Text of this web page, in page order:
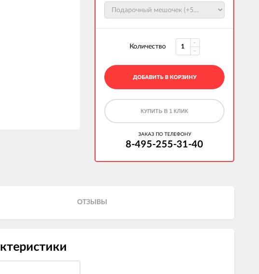
Количество
ДОБАВИТЬ В КОРЗИНУ
КУПИТЬ В 1 КЛИК
ЗАКАЗ ПО ТЕЛЕФОНУ
8-495-255-31-40
ОТЗЫВЫ